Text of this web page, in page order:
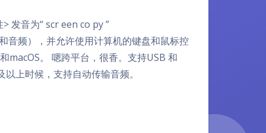
发音为“ scr een co py ”
音频），并允许使用计算机的键盘和鼠标控
macOS。 嗯跨平台，很香。支持USB 和
上时候，支持自动传输音频。